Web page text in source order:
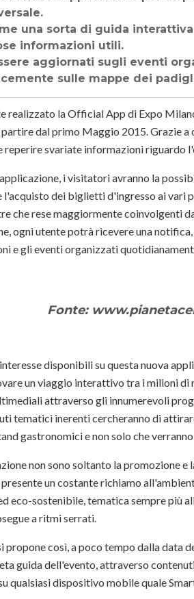
una sorta di guida
informazioni utili.
aggiornati sugli eventi
sulle mappe dei
realizzato la Official App di Expo
dal primo Maggio 2015. Grazie
svariate informazioni riguardo
i visitatori avranno la
dei biglietti d'ingresso ai vari
che rese maggiormente coinvolgenti
ogni utente potrà ricevere una
e gli eventi organizzati
Fonte:
disponibili su questa nuova
un viaggio interattivo tra i milioni di
attraverso gli innumerevoli
tematici inerenti cercheranno di
gastronomici e non solo che
non sono soltanto la promozione e
un costante richiamo
eco-sostenibile, tematica sempre più
a ritmi serrati.
così, a poco tempo dalla data
guida dell'evento, attraverso
qualsiasi dispositivo mobile quale